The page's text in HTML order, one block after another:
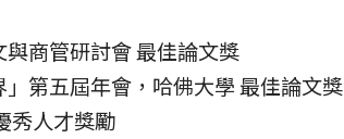
商管研討會 最佳論文獎
第五屆年會，哈佛大學 最佳論文獎
秀人才獎勵